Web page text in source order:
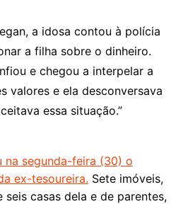
a idosa contou à polícia
a filha sobre o dinheiro.
e chegou a interpelar a
valores e ela desconversava
essa situação.”
na segunda-feira (30) o
ex-tesoureira. Sete imóveis,
seis casas dela e de parentes,